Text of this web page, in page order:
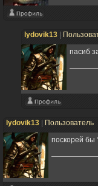
lydovik13
пасиб
lydovik13 Пользователь
поскорей бы